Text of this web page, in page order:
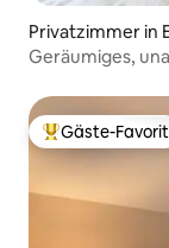
Privatzimmer in
Geräumiges,
Beliebter Gäste-
Gäste-Favorit